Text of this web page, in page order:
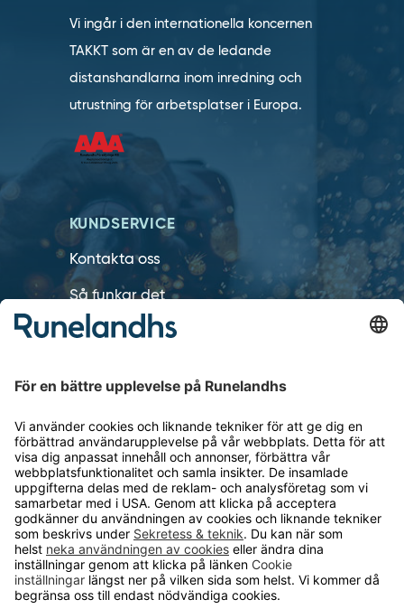
Vi ingår i den internationella koncernen
TAKKT som är en av de ledande
distanshandlarna inom inredning och
utrustning för arbetsplatser i Europa.
KUNDSERVICE
Kontakta oss
Så funkar det
Försäljningsvillkor
Cookie inställningar
OM RUNELANDHS
Om Runelandhs
Köpvillkor